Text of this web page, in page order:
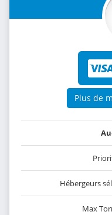
Plus de
Hébergeurs
Max